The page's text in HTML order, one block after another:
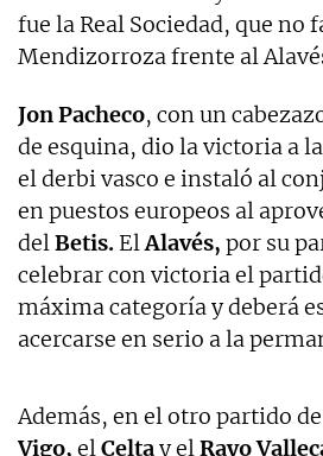
fue la Real Sociedad, que no
Mendizorroza frente al
Jon Pacheco, con un
de esquina, dio la victoria a
el derbi vasco e instaló al
en puestos europeos al
delBetis. ElAlavés, por su
celebrar con victoria el
máxima categoría y deberá
acercarse en serio a la
Además, en el otro partido
Vigo, elCeltay elRayo